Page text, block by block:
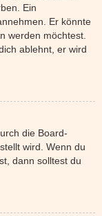
Ein
Er könnte
werden möchtest.
ablehnt, er wird
die Board-
wird. Wenn du
dann solltest du